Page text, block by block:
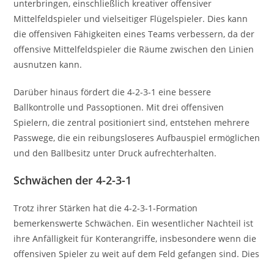
unterbringen, einschließlich kreativer offensiver
Mittelfeldspieler und vielseitiger Flügelspieler. Dies kann
die offensiven Fähigkeiten eines Teams verbessern, da der
offensive Mittelfeldspieler die Räume zwischen den Linien
ausnutzen kann.
Darüber hinaus fördert die 4-2-3-1 eine bessere
Ballkontrolle und Passoptionen. Mit drei offensiven
Spielern, die zentral positioniert sind, entstehen mehrere
Passwege, die ein reibungsloseres Aufbauspiel ermöglichen
und den Ballbesitz unter Druck aufrechterhalten.
Schwächen der 4-2-3-1
Trotz ihrer Stärken hat die 4-2-3-1-Formation
bemerkenswerte Schwächen. Ein wesentlicher Nachteil ist
ihre Anfälligkeit für Konterangriffe, insbesondere wenn die
offensiven Spieler zu weit auf dem Feld gefangen sind. Dies